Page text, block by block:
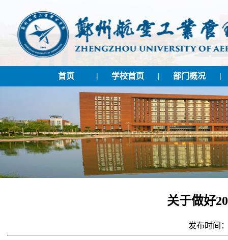
首页 | 学校首页 | 部门概况 |
关于做好
发布时间